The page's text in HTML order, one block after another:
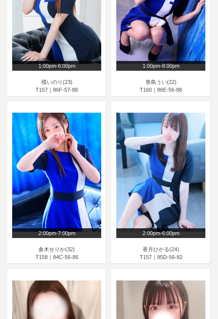
1:00pm-6:00pm
楪いのり(23)
T157｜86F-57-88
1:00pm-8:00pm
巻島うい(22)
T160｜86E-56-88
2:00pm-7:00pm
倉木せりか(32)
T158｜84C-56-86
2:00pm-6:00pm
香月ひかる(24)
T157｜85D-56-82